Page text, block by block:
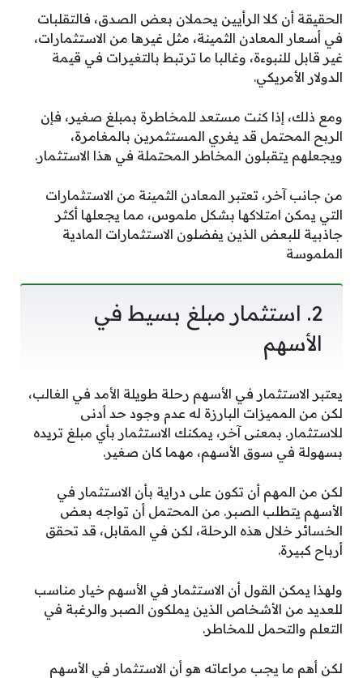
الحقيقة أن كلا الرأيين يحملان بعض الصدق، فالتقلبات
في أسعار المعادن الثمينة، مثل غيرها من الاستثمارات،
غير قابل للنبوءة، وغالبا ما ترتبط بالتغيرات في قيمة
الدولار الأمريكي.
ومع ذلك، إذا كنت مستعد للمخاطرة بمبلغ صغير، فإن
الربح المحتمل قد يغري المستثمرين بالمغامرة،
ويجعلهم يتقبلون المخاطر المحتملة في هذا الاستثمار.
من جانب آخر، تعتبر المعادن الثمينة من الاستثمارات
التي يمكن امتلاكها بشكل ملموس، مما يجعلها أكثر
جاذبية للبعض الذين يفضلون الاستثمارات المادية
الملموسة
2. استثمار مبلغ بسيط في
الأسهم
يعتبر الاستثمار في الأسهم رحلة طويلة الأمد في الغالب،
لكن من المميزات البارزة له عدم وجود حد أدنى
للاستثمار. بمعنى آخر، يمكنك الاستثمار بأي مبلغ تريده
بسهولة في سوق الأسهم، مهما كان صغير.
لكن من المهم أن تكون على دراية بأن الاستثمار في
الأسهم يتطلب الصبر. من المحتمل أن تواجه بعض
الخسائر خلال هذه الرحلة، لكن في المقابل، قد تحقق
أرباح كبيرة.
ولهذا يمكن القول أن الاستثمار في الأسهم خيار مناسب
للعديد من الأشخاص الذين يملكون الصبر والرغبة في
التعلم والتحمل للمخاطر.
لكن أهم ما يجب مراعاته هو أن الاستثمار في الأسهم